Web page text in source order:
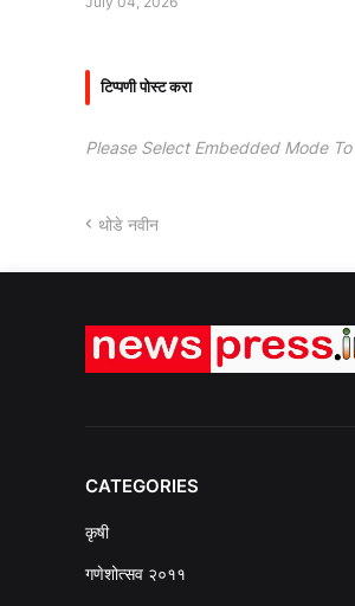
टिप्पणी पोस्ट करा
Please Select Embedded Mode
थोडे नवीन
CATEGORIES
कृषी
गणेशोत्सव २०११